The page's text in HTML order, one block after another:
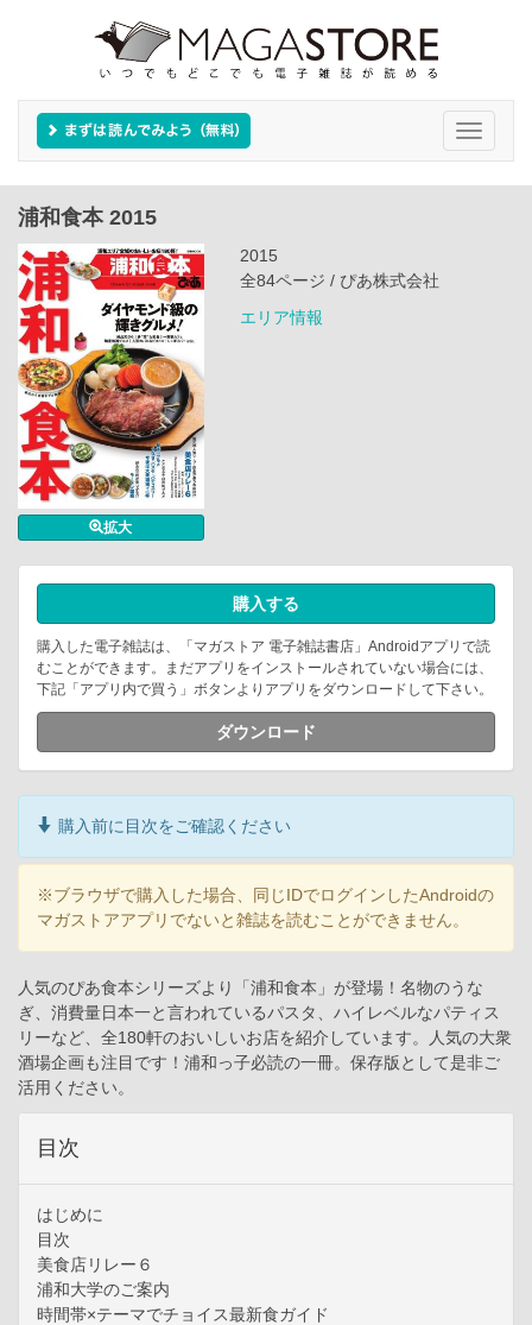
Toggle
浦和食本 2015
拡大
2015
全84ページ / ぴあ株式会社
エリア情報
購入する
購入した電子雑誌は、「マガストア 電子雑誌書店」Androidアプリで読
むことができます。まだアプリをインストールされていない場合には、
下記「アプリ内で買う」ボタンよりアプリをダウンロードして下さい。
ダウンロード
購入前に目次をご確認ください
※ブラウザで購入した場合、同じIDでログインしたAndroidの
マガストアアプリでないと雑誌を読むことができません。
人気のぴあ食本シリーズより「浦和食本」が登場！名物のうな
ぎ、消費量日本一と言われているパスタ、ハイレベルなパティス
リーなど、全180軒のおいしいお店を紹介しています。人気の大衆
酒場企画も注目です！浦和っ子必読の一冊。保存版として是非ご
活用ください。
目次
はじめに
目次
美食店リレー６
浦和大学のご案内
時間帯×テーマでチョイス最新食ガイド